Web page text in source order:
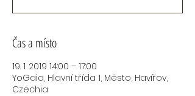
Čas a místo
19. 1. 2019 14:00 – 17:00
YoGaia, Hlavní třída 1, Město, Havířov,
Czechia